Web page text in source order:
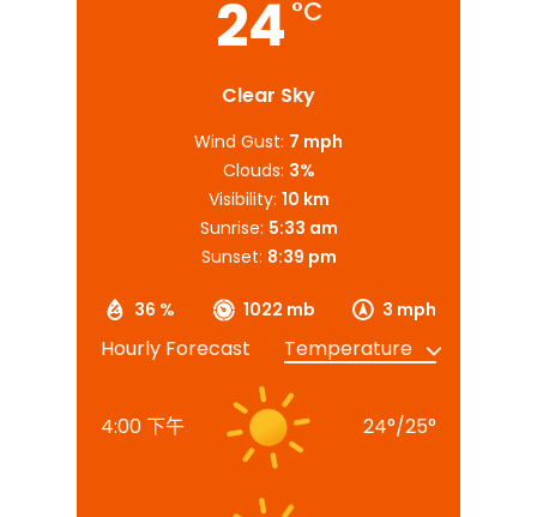
24 °C
Clear Sky
36 % 1022 mb 3 mph
Wind Gust: 7 mph
Clouds: 3%
Visibility: 10 km
Sunrise: 5:33 am
Sunset: 8:39 pm
Hourly Forecast
4:00 下午 24°/25°